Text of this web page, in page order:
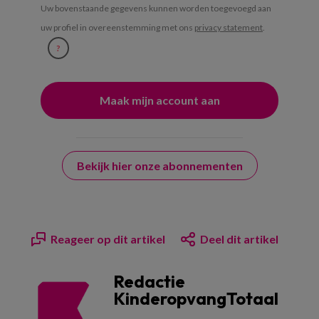
Uw bovenstaande gegevens kunnen worden toegevoegd aan
uw profiel in overeenstemming met ons privacy statement.
?
Bekijk hier onze abonnementen
Reageer op dit artikel Deel dit artikel
Redactie
KinderopvangTotaal